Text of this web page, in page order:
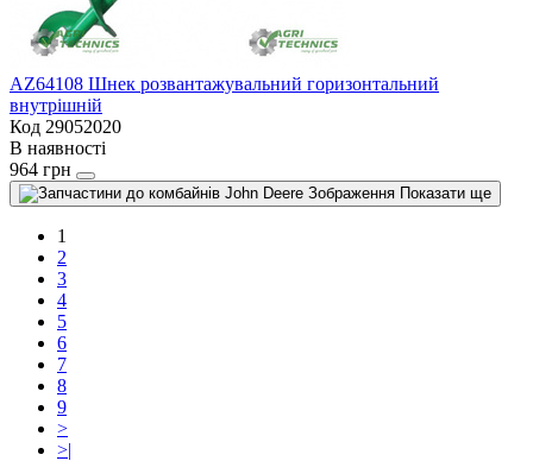
AZ64108 Шнек розвантажувальний горизонтальний
внутрішній
Код 29052020
В наявності
964 грн
Показати ще
1
2
3
4
5
6
7
8
9
>
>|